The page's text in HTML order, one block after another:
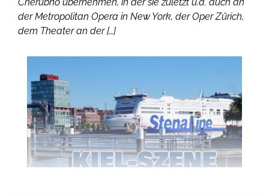
der Metropolitan Opera in New York, der Oper Zürich,
dem Theater an der […]